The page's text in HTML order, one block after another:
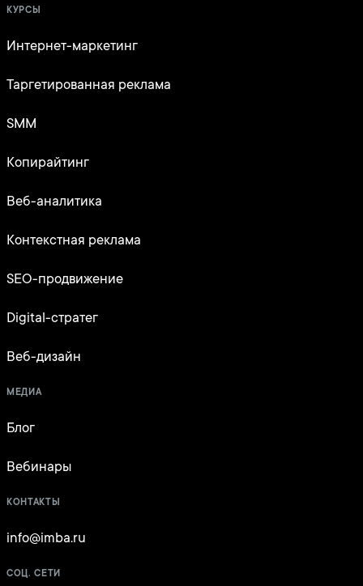
КУРСЫ
Интернет-маркетинг
Таргетированная реклама
SMM
Копирайтинг
Веб-аналитика
Контекстная реклама
SEO-продвижение
Digital-стратег
Веб-дизайн
МЕДИА
Блог
Вебинары
КОНТАКТЫ
info@imba.ru
СОЦ. СЕТИ